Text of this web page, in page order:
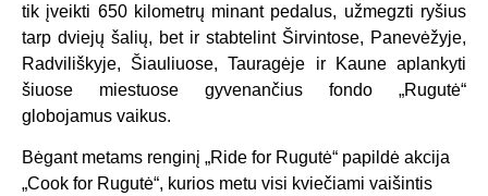
tik įveikti 650 kilometrų minant pedalus, užmegzti ryšius
tarp dviejų šalių, bet ir stabtelint Širvintose, Panevėžyje,
Radviliškyje, Šiauliuose, Tauragėje ir Kaune aplankyti
šiuose miestuose gyvenančius fondo „Rugutė“
globojamus vaikus.
Bėgant metams renginį „Ride for Rugutė“ papildė akcija
„Cook for Rugutė“, kurios metu visi kviečiami vaišintis